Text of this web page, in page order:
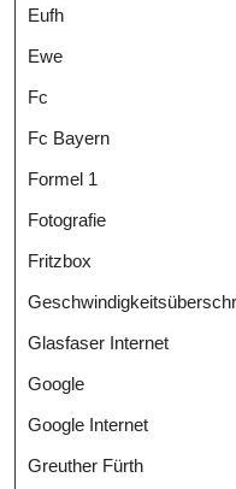
Eufh
Ewe
Fc
Fc Bayern
Formel 1
Fotografie
Fritzbox
Glasfaser Internet
Google
Google Internet
Greuther Fürth